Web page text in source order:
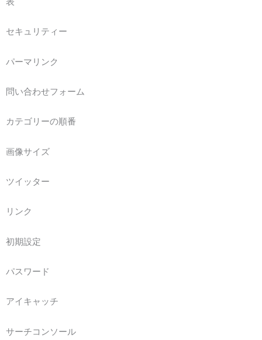
セキュリティー
パーマリンク
問い合わせフォーム
カテゴリーの順番
画像サイズ
ツイッター
リンク
初期設定
パスワード
アイキャッチ
サーチコンソール